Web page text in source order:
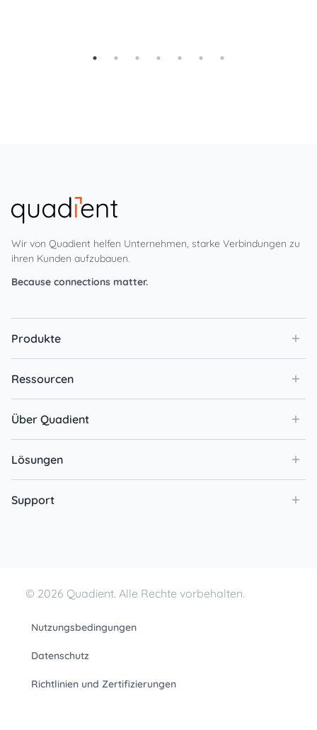
Wir von Quadient helfen Unternehmen, starke Verbindungen zu
ihren Kunden aufzubauen.
Because connections matter.
Produkte
Ressourcen
Über Quadient
Lösungen
Support
© 2026 Quadient. Alle Rechte vorbehalten.
Nutzungsbedingungen
Datenschutz
Richtlinien und Zertifizierungen